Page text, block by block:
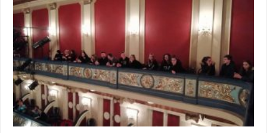
NARODNOM
POZORIŠTU
SARAJEVO